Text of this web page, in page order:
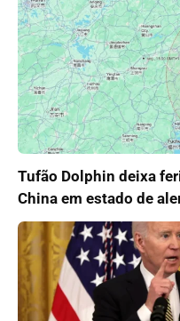
Tufão Dolphin deixa
China em estado de